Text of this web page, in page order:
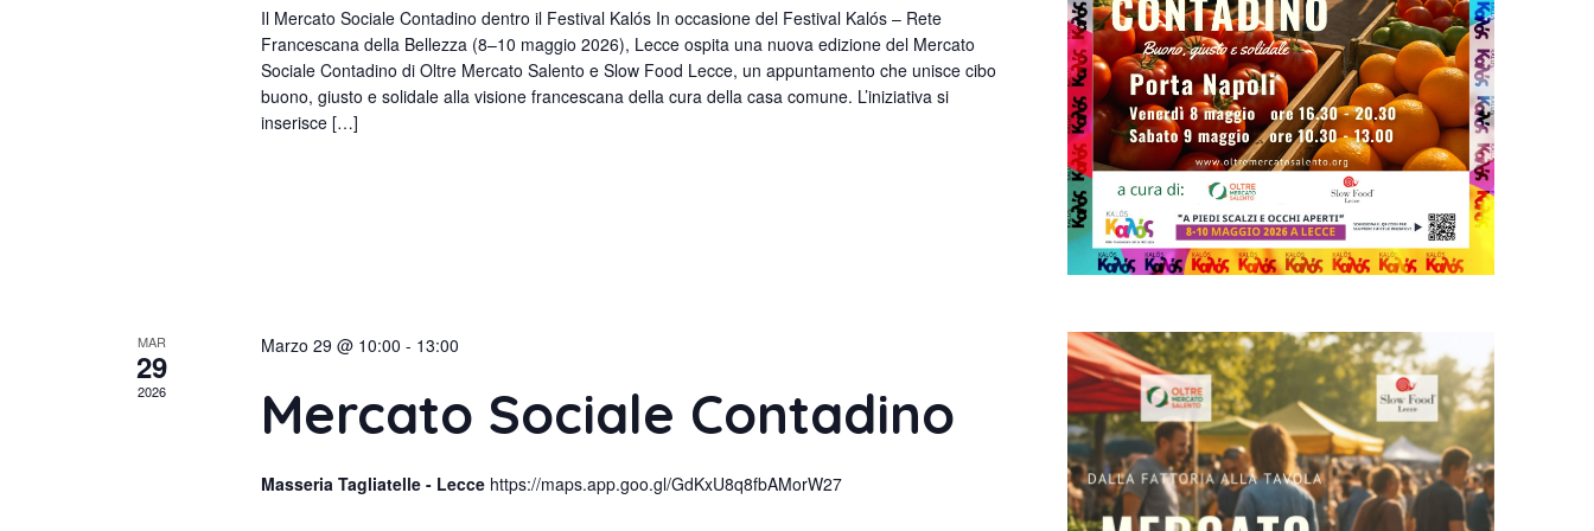
Il Mercato Sociale Contadino dentro il Festival Kalós In occasione del Festival Kalós – Rete
Francescana della Bellezza (8–10 maggio 2026), Lecce ospita una nuova edizione del Mercato
Sociale Contadino di Oltre Mercato Salento e Slow Food Lecce, un appuntamento che unisce cibo
buono, giusto e solidale alla visione francescana della cura della casa comune. L’iniziativa si
inserisce […]
MAR
29
2026
Marzo 29 @ 10:00 - 13:00
Mercato Sociale Contadino
Masseria Tagliatelle - Lecce https://maps.app.goo.gl/GdKxU8q8fbAMorW27